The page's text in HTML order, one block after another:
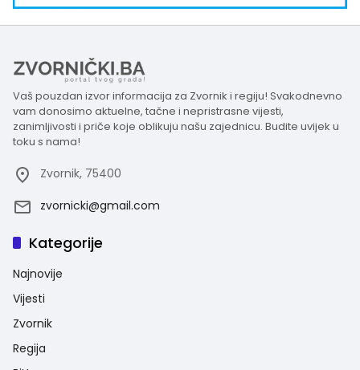
Vaš pouzdan izvor informacija za Zvornik i regiju! Svakodnevno
vam donosimo aktuelne, tačne i nepristrasne vijesti,
zanimljivosti i priče koje oblikuju našu zajednicu. Budite uvijek u
toku s nama!
Zvornik, 75400
zvornicki@gmail.com
Kategorije
Najnovije
Vijesti
Zvornik
Regija